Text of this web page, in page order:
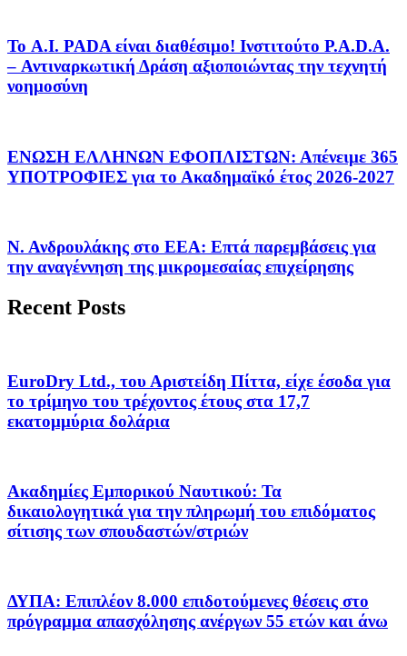
Το A.I. PADA είναι διαθέσιμο! Ινστιτούτο P.A.D.A.
– Αντιναρκωτική Δράση αξιοποιώντας την τεχνητή
νοημοσύνη
ΕΝΩΣΗ ΕΛΛΗΝΩΝ ΕΦΟΠΛΙΣΤΩΝ: Απένειμε 365
ΥΠΟΤΡΟΦΙΕΣ για το Ακαδημαϊκό έτος 2026-2027
Ν. Ανδρουλάκης στο ΕΕΑ: Επτά παρεμβάσεις για
την αναγέννηση της μικρομεσαίας επιχείρησης
Recent Posts
EuroDry Ltd., του Αριστείδη Πίττα, είχε έσοδα για
το τρίμηνο του τρέχοντος έτους στα 17,7
εκατομμύρια δολάρια
Ακαδημίες Εμπορικού Ναυτικού: Τα
δικαιολογητικά για την πληρωμή του επιδόματος
σίτισης των σπουδαστών/στριών
ΔΥΠΑ: Επιπλέον 8.000 επιδοτούμενες θέσεις στο
πρόγραμμα απασχόλησης ανέργων 55 ετών και άνω